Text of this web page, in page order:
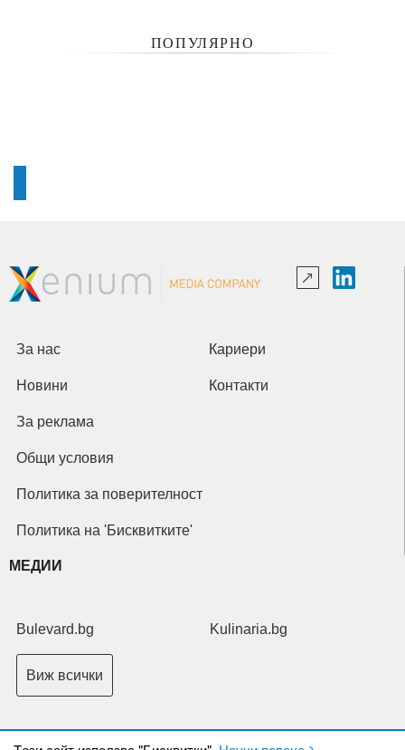
ПОПУЛЯРНО
За нас Кариери
Новини Контакти
За реклама
Общи условия
Политика за поверителност
Политика на 'Бисквитките'
МЕДИИ
Bulevard.bg Kulinaria.bg
Виж всички